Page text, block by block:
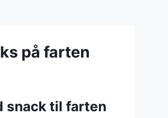
på farten
snack til farten